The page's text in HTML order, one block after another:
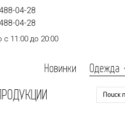
88-04-28
88-04-28
с 11:00 до 20:00
Новинки Одежда
Поиск